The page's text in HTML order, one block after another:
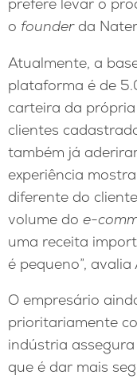
prefere levar o
o founderda
Atualmente, a
plataforma é de
carteira da
clientes
também já
experiência
diferente do
volume do e-
uma receita
é pequeno”, avalia
O empresário
prioritariamente
indústria
que é dar mais